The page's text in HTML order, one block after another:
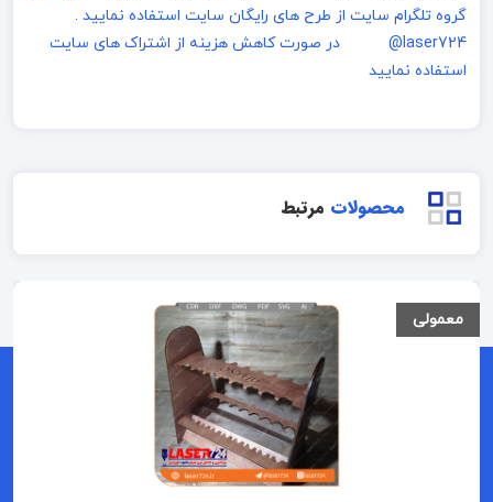
گروه تلگرام سایت از طرح های رایگان سایت استفاده نمایید .
laser724@
در صورت کاهش هزینه از اشتراک های سایت
استفاده نمایید
محصولات مرتبط
معمولی